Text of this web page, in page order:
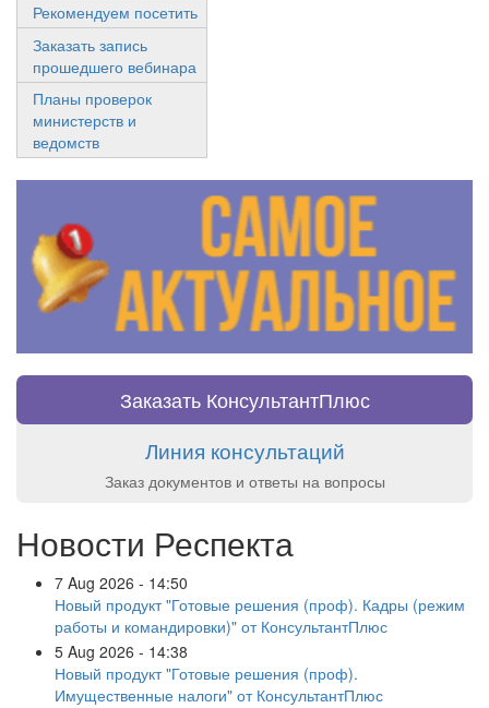
Рекомендуем посетить
Заказать запись
прошедшего вебинара
Планы проверок
министерств и
ведомств
Заказать КонсультантПлюс
Линия консультаций
Заказ документов и ответы на вопросы
Новости Респекта
7 Aug 2026 - 14:50
Новый продукт "Готовые решения (проф). Кадры (режим
работы и командировки)" от КонсультантПлюс
5 Aug 2026 - 14:38
Новый продукт "Готовые решения (проф).
Имущественные налоги" от КонсультантПлюс